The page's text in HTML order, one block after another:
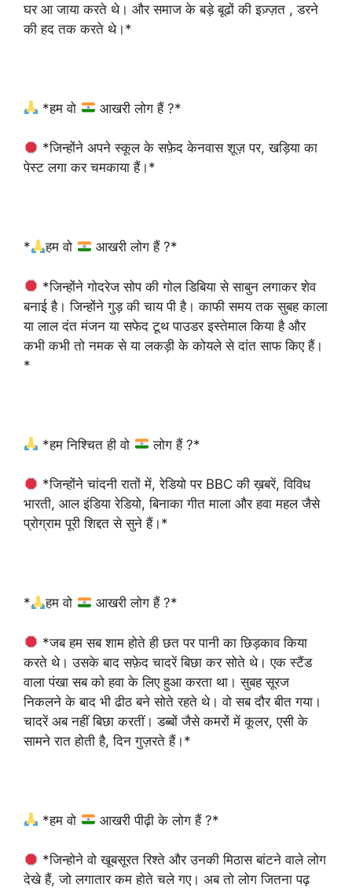
घर आ जाया करते थे। और समाज के बड़े बूढों की इज़्ज़त , डरने
की हद तक करते थे।*
*हम वो आखरी लोग हैं ?*
*जिन्होंने अपने स्कूल के सफ़ेद केनवास शूज़ पर, खड़िया का
पेस्ट लगा कर चमकाया हैं।*
* हम वो आखरी लोग हैं ?*
*जिन्होंने गोदरेज सोप की गोल डिबिया से साबुन लगाकर शेव
बनाई है। जिन्होंने गुड़ की चाय पी है। काफी समय तक सुबह काला
या लाल दंत मंजन या सफेद टूथ पाउडर इस्तेमाल किया है और
कभी कभी तो नमक से या लकड़ी के कोयले से दांत साफ किए हैं।
*
*हम निश्चित ही वो लोग हैं ?*
*जिन्होंने चांदनी रातों में, रेडियो पर BBC की ख़बरें, विविध
भारती, आल इंडिया रेडियो, बिनाका गीत माला और हवा महल जैसे
प्रोग्राम पूरी शिद्दत से सुने हैं।*
* हम वो आखरी लोग हैं ?*
*जब हम सब शाम होते ही छत पर पानी का छिड़काव किया
करते थे। उसके बाद सफ़ेद चादरें बिछा कर सोते थे। एक स्टैंड
वाला पंखा सब को हवा के लिए हुआ करता था। सुबह सूरज
निकलने के बाद भी ढीठ बने सोते रहते थे। वो सब दौर बीत गया।
चादरें अब नहीं बिछा करतीं। डब्बों जैसे कमरों में कूलर, एसी के
सामने रात होती है, दिन गुज़रते हैं।*
*हम वो आखरी पीढ़ी के लोग हैं ?*
*जिन्होने वो खूबसूरत रिश्ते और उनकी मिठास बांटने वाले लोग
देखे हैं, जो लगातार कम होते चले गए। अब तो लोग जितना पढ़